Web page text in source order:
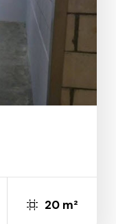
20 m²